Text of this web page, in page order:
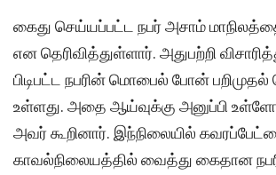
கைது செய்யப்பட்ட நபர் அசாம்
என தெரிவித்துள்ளார். அதுபற்றி
பிடிபட்ட நபரின் மொபைல் போன் பறிமுதல்
உள்ளது. அதை ஆய்வுக்கு அனுப்பி
அவர் கூறினார். இந்நிலையில்
காவல்நிலையத்தில் வைத்து கைதான